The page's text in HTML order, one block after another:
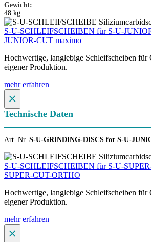
Gewicht:
48 kg
S-U-SCHLEIFSCHEIBEN für S-U-
JUNIOR-CUT maximo
Hochwertige, langlebige Schleifscheiben für
eigener Produktion.
mehr erfahren
×
Technische Daten
Art. Nr. S-U-GRINDING-DISCS for S-U-
S-U-SCHLEIFSCHEIBEN für S-U-
SUPER-CUT-ORTHO
Hochwertige, langlebige Schleifscheiben für
eigener Produktion.
mehr erfahren
×